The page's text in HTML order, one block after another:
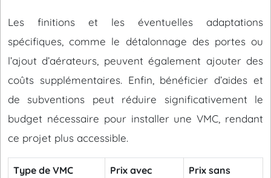
Les finitions et les éventuelles adaptations
spécifiques, comme le détalonnage des portes ou
l’ajout d’aérateurs, peuvent également ajouter des
coûts supplémentaires. Enfin, bénéficier d’aides et
de subventions peut réduire significativement le
budget nécessaire pour installer une VMC, rendant
ce projet plus accessible.
Type de VMC
Prix avec
Prix sans